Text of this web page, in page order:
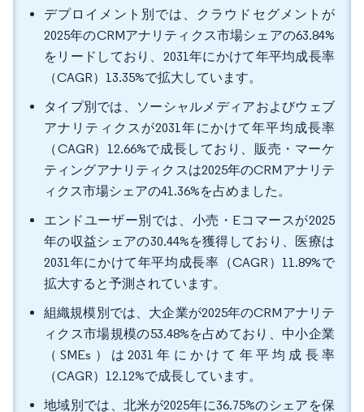
デプロイメント別では、クラウドセグメントが
2025年のCRMアナリティクス市場シェアの63.84%
をリードしており、2031年にかけて年平均成長率
（CAGR）13.35%で拡大しています。
タイプ別では、ソーシャルメディアおよびウェブ
アナリティクスが2031年にかけて年平均成長率
（CAGR）12.66%で成長しており、販売・マーケ
ティングアナリティクスは2025年のCRMアナリテ
ィクス市場シェアの41.36%を占めました。
エンドユーザー別では、小売・Eコマースが2025
年の収益シェアの30.44%を獲得しており、医療は
2031年にかけて年平均成長率（CAGR）11.89%で
拡大すると予測されています。
組織規模別では、大企業が2025年のCRMアナリテ
ィクス市場規模の53.48%を占めており、中小企業
（SMEs）は2031年にかけて年平均成長率
（CAGR）12.12%で成長しています。
地域別では、北米が2025年に36.75%のシェアを保